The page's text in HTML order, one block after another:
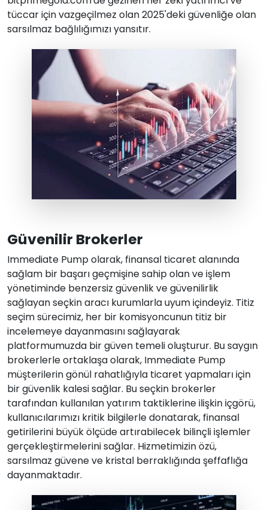
tüccar için vazgeçilmez olan 2025'deki güvenliğe olan
sarsılmaz bağlılığımızı yansıtır.
Güvenilir Brokerler
Immediate Pump olarak, finansal ticaret alanında
sağlam bir başarı geçmişine sahip olan ve işlem
yönetiminde benzersiz güvenlik ve güvenilirlik
sağlayan seçkin aracı kurumlarla uyum içindeyiz. Titiz
seçim sürecimiz, her bir komisyoncunun titiz bir
incelemeye dayanmasını sağlayarak
platformumuzda bir güven temeli oluşturur. Bu saygın
brokerlerle ortaklaşa olarak, Immediate Pump
müşterilerin gönül rahatlığıyla ticaret yapmaları için
bir güvenlik kalesi sağlar. Bu seçkin brokerler
tarafından kullanılan yatırım taktiklerine ilişkin içgörü,
kullanıcılarımızı kritik bilgilerle donatarak, finansal
getirilerini büyük ölçüde artırabilecek bilinçli işlemler
gerçekleştirmelerini sağlar. Hizmetimizin özü,
sarsılmaz güvene ve kristal berraklığında şeffaflığa
dayanmaktadır.